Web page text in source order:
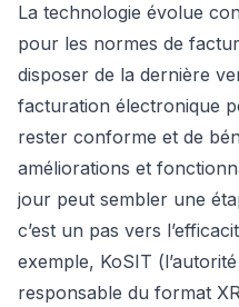
La technologie évolue
pour les normes de
disposer de la dernière
facturation électronique
rester conforme et de
améliorations et
jour peut sembler une
c’est un pas vers
exemple, KoSIT
responsable du format